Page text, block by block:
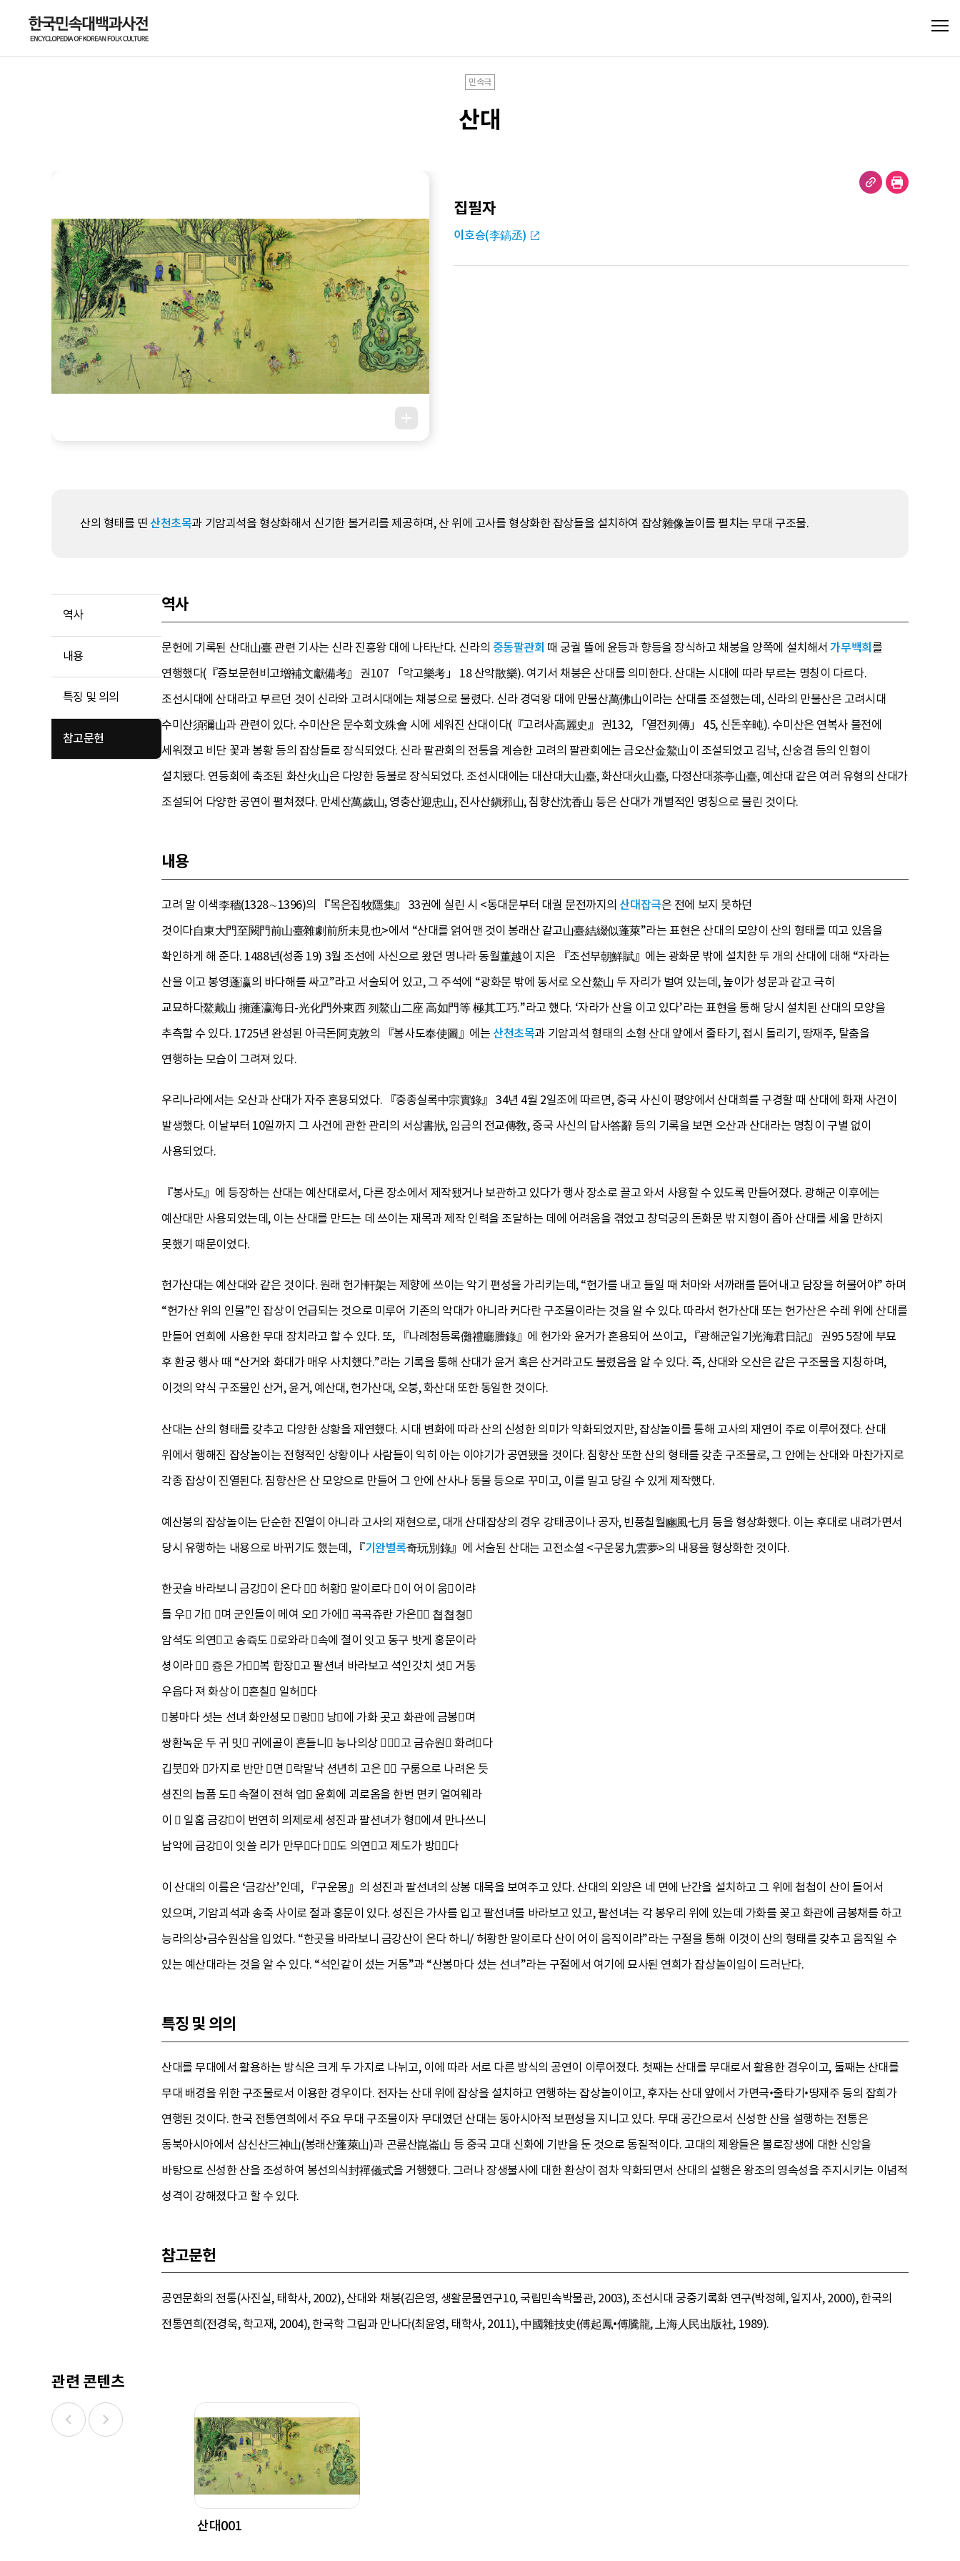
민속극
산대
집필자
이호승(李鎬丞)
산의 형태를 띤산천초목과 기암괴석을 형상화해서 신기한 볼거리를 제공하며, 산 위에 고사를 형상화한 잡상들을 설치하여 잡상雜像놀이를 펼치는 무대 구조물.
역사
내용
특징 및 의의
참고문헌
역사
문헌에 기록된 산대山臺 관련 기사는 신라 진흥왕 대에 나타난다. 신라의 중동팔관회 때 궁궐 뜰에 윤등과 향등을 장식하고 채붕을 양쪽에 설치해서가무백희를
연행했다(『증보문헌비고增補文獻備考』 권107 「악고樂考」 18 산악散樂). 여기서 채붕은 산대를 의미한다. 산대는 시대에 따라 부르는 명칭이 다르다.
조선시대에 산대라고 부르던 것이 신라와 고려시대에는 채붕으로 불렸다. 신라 경덕왕 대에 만불산萬佛山이라는 산대를 조설했는데, 신라의 만불산은 고려시대
수미산須彌山과 관련이 있다. 수미산은 문수회文殊會 시에 세워진 산대이다(『고려사高麗史』 권132, 「열전列傳」 45, 신돈辛旽). 수미산은 연복사 불전에
세워졌고 비단 꽃과 봉황 등의 잡상들로 장식되었다. 신라 팔관회의 전통을 계승한 고려의 팔관회에는 금오산金鰲山이 조설되었고 김낙, 신숭겸 등의 인형이
설치됐다. 연등회에 축조된 화산火山은 다양한 등불로 장식되었다. 조선시대에는 대산대大山臺, 화산대火山臺, 다정산대茶亭山臺, 예산대 같은 여러 유형의 산대가
조설되어 다양한 공연이 펼쳐졌다. 만세산萬歲山, 영충산迎忠山, 진사산鎭邪山, 침향산沈香山 등은 산대가 개별적인 명칭으로 불린 것이다.
내용
고려 말 이색李穡(1328∼1396)의 『목은집牧隱集』 33권에 실린 시 <동대문부터 대궐 문전까지의산대잡극은 전에 보지 못하던
것이다自東大門至闕門前山臺雜劇前所未見也>에서 “산대를 얽어맨 것이 봉래산 같고山臺結綴似蓬萊”라는 표현은 산대의 모양이 산의 형태를 띠고 있음을
확인하게 해 준다. 1488년(성종 19) 3월 조선에 사신으로 왔던 명나라 동월董越이 지은 『조선부朝鮮賦』에는 광화문 밖에 설치한 두 개의 산대에 대해 “자라는
산을 이고 봉영蓬瀛의 바다해를 싸고”라고 서술되어 있고, 그 주석에 “광화문 밖에 동서로 오산鰲山 두 자리가 벌여 있는데, 높이가 성문과 같고 극히
교묘하다鰲戴山 擁蓬瀛海日-光化門外東西 列鰲山二座 高如門等 極其工巧.”라고 했다. ‘자라가 산을 이고 있다’라는 표현을 통해 당시 설치된 산대의 모양을
추측할 수 있다. 1725년 완성된 아극돈阿克敦의 『봉사도奉使圖』에는산천초목과 기암괴석 형태의 소형 산대 앞에서 줄타기, 접시 돌리기, 땅재주, 탈춤을
연행하는 모습이 그려져 있다.
우리나라에서는 오산과 산대가 자주 혼용되었다. 『중종실록中宗實錄』 34년 4월 2일조에 따르면, 중국 사신이 평양에서 산대희를 구경할 때 산대에 화재 사건이
발생했다. 이날부터 10일까지 그 사건에 관한 관리의 서상書狀, 임금의 전교傳敎, 중국 사신의 답사答辭 등의 기록을 보면 오산과 산대라는 명칭이 구별 없이
사용되었다.
『봉사도』에 등장하는 산대는 예산대로서, 다른 장소에서 제작됐거나 보관하고 있다가 행사 장소로 끌고 와서 사용할 수 있도록 만들어졌다. 광해군 이후에는
예산대만 사용되었는데, 이는 산대를 만드는 데 쓰이는 재목과 제작 인력을 조달하는 데에 어려움을 겪었고 창덕궁의 돈화문 밖 지형이 좁아 산대를 세울 만하지
못했기 때문이었다.
헌가산대는 예산대와 같은 것이다. 원래 헌가軒架는 제향에 쓰이는 악기 편성을 가리키는데, “헌가를 내고 들일 때 처마와 서까래를 뜯어내고 담장을 허물어야” 하며
“헌가산 위의 인물”인 잡상이 언급되는 것으로 미루어 기존의 악대가 아니라 커다란 구조물이라는 것을 알 수 있다. 따라서 헌가산대 또는 헌가산은 수레 위에 산대를
만들어 연희에 사용한 무대 장치라고 할 수 있다. 또, 『나례청등록儺禮廳謄錄』에 헌가와 윤거가 혼용되어 쓰이고, 『광해군일기光海君日記』 권95 5장에 부묘
후 환궁 행사 때 “산거와 화대가 매우 사치했다.”라는 기록을 통해 산대가 윤거 혹은 산거라고도 불렸음을 알 수 있다. 즉, 산대와 오산은 같은 구조물을 지칭하며,
이것의 약식 구조물인 산거, 윤거, 예산대, 헌가산대, 오붕, 화산대 또한 동일한 것이다.
산대는 산의 형태를 갖추고 다양한 상황을 재연했다. 시대 변화에 따라 산의 신성한 의미가 약화되었지만, 잡상놀이를 통해 고사의 재연이 주로 이루어졌다. 산대
위에서 행해진 잡상놀이는 전형적인 상황이나 사람들이 익히 아는 이야기가 공연됐을 것이다. 침향산 또한 산의 형태를 갖춘 구조물로, 그 안에는 산대와 마찬가지로
각종 잡상이 진열된다. 침향산은 산 모양으로 만들어 그 안에 산사나 동물 등으로 꾸미고, 이를 밀고 당길 수 있게 제작했다.
예산붕의 잡상놀이는 단순한 진열이 아니라 고사의 재현으로, 대개 산대잡상의 경우 강태공이나 공자, 빈풍칠월豳風七月 등을 형상화했다. 이는 후대로 내려가면서
당시 유행하는 내용으로 바뀌기도 했는데, 『기완별록奇玩別錄』에 서술된 산대는 고전소설 <구운몽九雲夢>의 내용을 형상화한 것이다.
한곳슬 바라보니 금강이 온다  허황 말이로다 이 어이 움이랴
틀 우 가 며 군인들이 메여 오 가에 곡곡쥬란 가온 쳡쳡쳥
암셕도 의연고 송쥭도 로와라 속에 졀이 잇고 동구 밧게 홍문이라
셩이라  즁은 가복 합장고 팔션녀 바라보고 셕인갓치 셧 거동
우읍다 져 화상이 혼칠 일허다
봉마다 셧는 선녀 화안셩모 랑 낭에 가화 곳고 화관에 금봉며
쌍환녹운 두 귀 밋 귀에골이 흔들니 능나의상 고 금슈원 화려다
깁붓와 가지로 반만 면 락말낙 션년히 고은  구룸으로 나려온 듯
셩진의 놉품 도 속졀이 젼혀 업 윤회에 괴로옴을 한번 면키 얼여웨라
이  일홈 금강이 번연히 의제로세 셩진과 팔션녀가 형에셔 만나쓰니
남악에 금강이 잇쓸 리가 만무다 도 의연고 제도가 방다
이 산대의 이름은 ‘금강산’인데, 『구운몽』의 성진과 팔선녀의 상봉 대목을 보여주고 있다. 산대의 외양은 네 면에 난간을 설치하고 그 위에 첩첩이 산이 들어서
있으며, 기암괴석과 송죽 사이로 절과 홍문이 있다. 성진은 가사를 입고 팔선녀를 바라보고 있고, 팔선녀는 각 봉우리 위에 있는데 가화를 꽂고 화관에 금봉채를 하고
능라의상•금수원삼을 입었다. “한곳을 바라보니 금강산이 온다 하니/ 허황한 말이로다 산이 어이 움직이랴”라는 구절을 통해 이것이 산의 형태를 갖추고 움직일 수
있는 예산대라는 것을 알 수 있다. “석인같이 섰는 거동”과 “산봉마다 섰는 선녀”라는 구절에서 여기에 묘사된 연희가 잡상놀이임이 드러난다.
특징 및 의의
산대를 무대에서 활용하는 방식은 크게 두 가지로 나뉘고, 이에 따라 서로 다른 방식의 공연이 이루어졌다. 첫째는 산대를 무대로서 활용한 경우이고, 둘째는 산대를
무대 배경을 위한 구조물로서 이용한 경우이다. 전자는 산대 위에 잡상을 설치하고 연행하는 잡상놀이이고, 후자는 산대 앞에서 가면극•줄타기•땅재주 등의 잡희가
연행된 것이다. 한국 전통연희에서 주요 무대 구조물이자 무대였던 산대는 동아시아적 보편성을 지니고 있다. 무대 공간으로서 신성한 산을 설행하는 전통은
동북아시아에서 삼신산三神山(봉래산蓬萊山)과 곤륜산崑崙山 등 중국 고대 신화에 기반을 둔 것으로 동질적이다. 고대의 제왕들은 불로장생에 대한 신앙을
바탕으로 신성한 산을 조성하여 봉선의식封禪儀式을 거행했다. 그러나 장생불사에 대한 환상이 점차 약화되면서 산대의 설행은 왕조의 영속성을 주지시키는 이념적
성격이 강해졌다고 할 수 있다.
참고문헌
공연문화의 전통(사진실, 태학사, 2002), 산대와 채붕(김은영, 생활문물연구10, 국립민속박물관, 2003), 조선시대 궁중기록화 연구(박정혜, 일지사, 2000), 한국의
전통연희(전경욱, 학고재, 2004), 한국학 그림과 만나다(최윤영, 태학사, 2011), 中國雜技史(傅起鳳•傅騰龍, 上海人民出版社, 1989).
관련 콘텐츠
산대001